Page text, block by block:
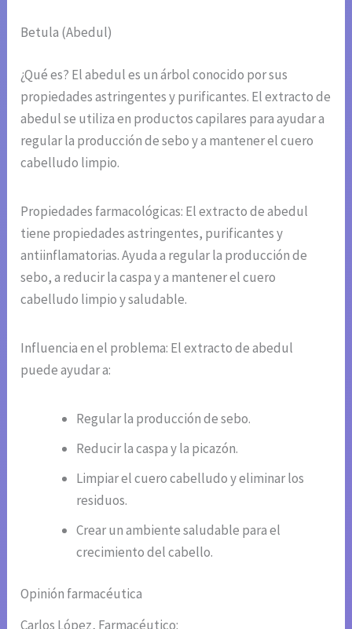
Betula (Abedul)
¿Qué es? El abedul es un árbol conocido por sus
propiedades astringentes y purificantes. El extracto de
abedul se utiliza en productos capilares para ayudar a
regular la producción de sebo y a mantener el cuero
cabelludo limpio.
Propiedades farmacológicas: El extracto de abedul
tiene propiedades astringentes, purificantes y
antiinflamatorias. Ayuda a regular la producción de
sebo, a reducir la caspa y a mantener el cuero
cabelludo limpio y saludable.
Influencia en el problema: El extracto de abedul
puede ayudar a:
Regular la producción de sebo.
Reducir la caspa y la picazón.
Limpiar el cuero cabelludo y eliminar los
residuos.
Crear un ambiente saludable para el
crecimiento del cabello.
Opinión farmacéutica
Carlos López, Farmacéutico: